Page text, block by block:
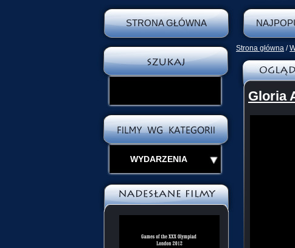
STRONA GŁÓWNA
WYDARZENIA
Strona główna /
Gloria